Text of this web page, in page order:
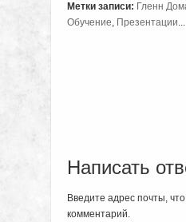
Метки записи: Гленн
Обучение, Презентации...
Написать
Введите адрес почты,
комментарий.